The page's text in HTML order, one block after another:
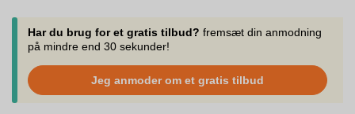
præferencer. Med støjreducerende teknologi kan du nyde din
musik uden forstyrrelser, mens vores gaming headsets tilbyder en
klar og skarp lydkvalitet til selv de mest kræsne gamere. For dem
med fremragende lydkvalitet og komfort. Få det bedste ud af dine
høretelefoner og oplev, hvordan god lyd kan ændre din hverdag.
Vi tilbyder hurtig levering og pålidelig kundeservice, så du både er
Har du brug for et gratis tilbud? fremsæt din anmodning
på mindre end 30 sekunder!
Jeg anmoder om et gratis tilbud